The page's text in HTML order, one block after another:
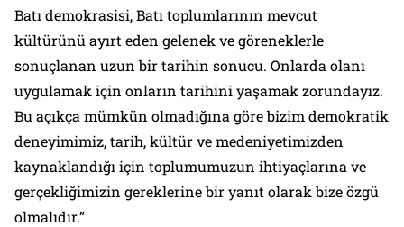
Batı demokrasisi, Batı toplumlarının mevcut
kültürünü ayırt eden gelenek ve göreneklerle
sonuçlanan uzun bir tarihin sonucu. Onlarda olanı
uygulamak için onların tarihini yaşamak zorundayız.
Bu açıkça mümkün olmadığına göre bizim demokratik
deneyimimiz, tarih, kültür ve medeniyetimizden
kaynaklandığı için toplumumuzun ihtiyaçlarına ve
gerçekliğimizin gereklerine bir yanıt olarak bize özgü
olmalıdır.”